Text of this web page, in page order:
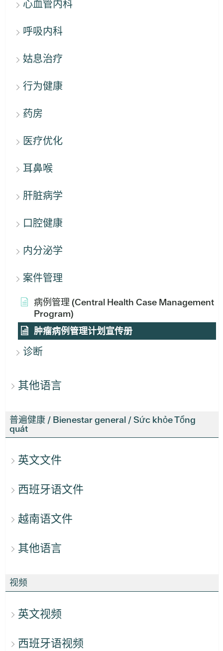
心血管内科
呼吸内科
姑息治疗
行为健康
药房
医疗优化
耳鼻喉
肝脏病学
口腔健康
内分泌学
案件管理
病例管理 (Central Health Case Management
Program)
肿瘤病例管理计划宣传册
诊断
其他语言
普遍健康 / Bienestar general / Sức khỏe Tổng
quát
英文文件
西班牙语文件
越南语文件
其他语言
视频
英文视频
西班牙语视频